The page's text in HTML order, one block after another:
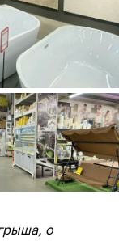
о